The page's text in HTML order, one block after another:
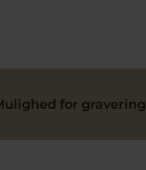
for gravering